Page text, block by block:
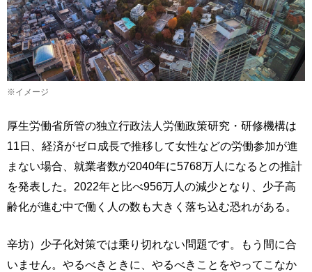
※イメージ
厚生労働省所管の独立行政法人労働政策研究・研修機構は
11日、経済がゼロ成長で推移して女性などの労働参加が進
まない場合、就業者数が2040年に5768万人になるとの推計
を発表した。2022年と比べ956万人の減少となり、少子高
齢化が進む中で働く人の数も大きく落ち込む恐れがある。
辛坊）少子化対策では乗り切れない問題です。もう間に合
いません。やるべきときに、やるべきことをやってこなか